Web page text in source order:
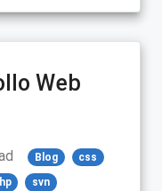
Web
Blog css
svn